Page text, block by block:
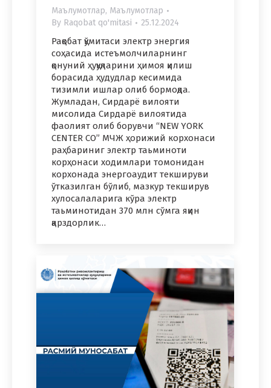
Маълумотлар, Маълумотлар
By Raqobat qo'mitasi 25.12.2024
Рақобат қўмитаси электр энергия
соҳасида истеъмолчиларнинг
қонуний ҳуқуқларини ҳимоя қилиш
борасида ҳудудлар кесимида
тизимли ишлар олиб бормоқда.
Жумладан, Сирдарё вилояти
мисолида Сирдарё вилоятида
фаолият олиб борувчи “NEW YORK
CENTER CO” МЧЖ ҳорижий корхонаси
раҳбариниг электр таьминоти
корҳонаси ходимлари томонидан
корхонада энергоаудит текшируви
ўтказилган бўлиб, мазкур текширув
хулосалаларига кўра электр
таьминотидан 370 млн сўмга яқин
қарздорлик…